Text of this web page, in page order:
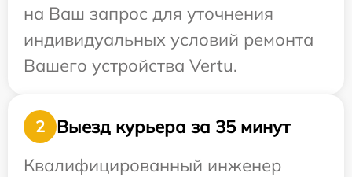
на Ваш запрос для уточнения
индивидуальных условий ремонта
Вашего устройства Vertu.
2
Выезд курьера за 35 минут
Квалифицированный инженер